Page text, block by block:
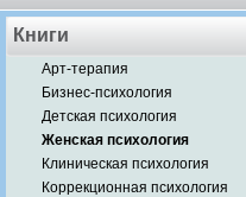
Книги
Арт-терапия
Бизнес-психология
Детская психология
Женская психология
Клиническая психология
Коррекционная психология